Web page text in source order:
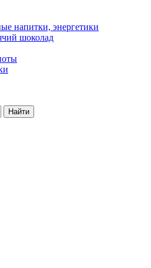
напитки, энергетики
шоколад
Найти